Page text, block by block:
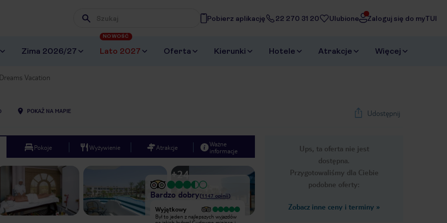
Wpisz frazę, której szukasz
Pobierz aplikację 22 270 31 20 Ulubione Zaloguj się do myTUI
Zima 2026/27 Lato 2027
NOWOŚĆ
Oferta Kierunki Hotele Atrakcje Więcej
Dreams Vacation
POKAŻ NA MAPIE Udostępnij
Ups, ta oferta nie jest
dostępna.
Przygotowaliśmy dla Ciebie
podobne oferty:
Zobacz inne ceny i terminy »
Pokoje Wyżywienie Atrakcje
Ważne
informacje
Next slide
1/30
+24
Bardzo dobry(1147 opinii)
Bardzo dobry
Na początek chciałbym zacząć od
Wyjątkowy
Był to jeden z najlepszych wyjazdów